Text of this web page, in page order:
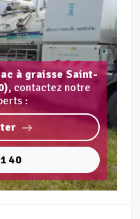
à graisse Saint-
contactez notre
:
40